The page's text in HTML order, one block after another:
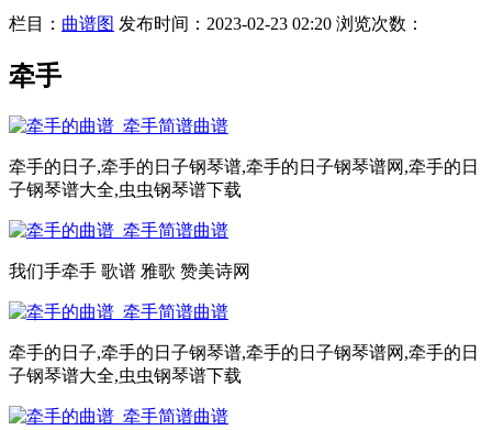
栏目： 曲谱图 发布时间：2023-02-23 02:20 浏览次数：
牵手
牵手的日子,牵手的日子钢琴谱,牵手的日子钢琴谱网,牵手的日
子钢琴谱大全,虫虫钢琴谱下载
我们手牵手 歌谱 雅歌 赞美诗网
牵手的日子,牵手的日子钢琴谱,牵手的日子钢琴谱网,牵手的日
子钢琴谱大全,虫虫钢琴谱下载